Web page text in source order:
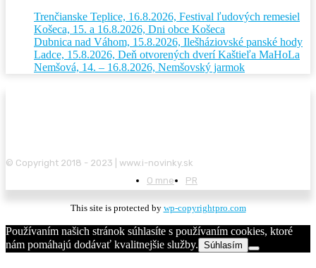
Trenčianske Teplice, 16.8.2026, Festival ľudových remesiel
Košeca, 15. a 16.8.2026, Dni obce Košeca
Dubnica nad Váhom, 15.8.2026, Ilešháziovské panské hody
Ladce, 15.8.2026, Deň otvorených dverí Kaštieľa MaHoLa
Nemšová, 14. – 16.8.2026, Nemšovský jarmok
© Copyright 2018 - 2023 | www.i-novinky.sk
O mne
PR
This site is protected by wp-copyrightpro.com
Používaním našich stránok súhlasíte s používaním cookies, ktoré
nám pomáhajú dodávať kvalitnejšie služby. Súhlasím